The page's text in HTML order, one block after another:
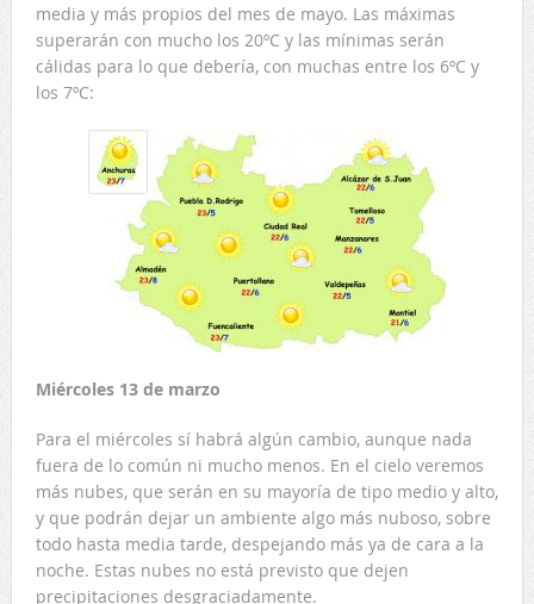
media y más propios del mes de mayo. Las máximas
superarán con mucho los 20ºC y las mínimas serán
cálidas para lo que debería, con muchas entre los 6ºC y
los 7ºC:
Miércoles 13 de marzo
Para el miércoles sí habrá algún cambio, aunque nada
fuera de lo común ni mucho menos. En el cielo veremos
más nubes, que serán en su mayoría de tipo medio y alto,
y que podrán dejar un ambiente algo más nuboso, sobre
todo hasta media tarde, despejando más ya de cara a la
noche. Estas nubes no está previsto que dejen
precipitaciones desgraciadamente.